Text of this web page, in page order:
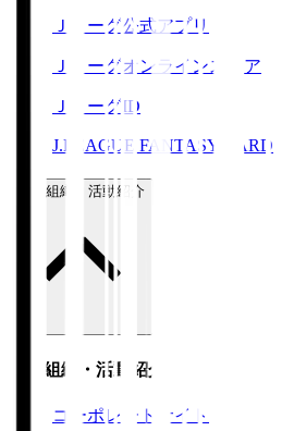
Ｊリーグ公式アプリ
Ｊリーグオンラインストア
ＪリーグID
J.LEAGUE FANTASY CARD
運営組織・活動紹介
運営組織・活動紹介
コーポレートサイト